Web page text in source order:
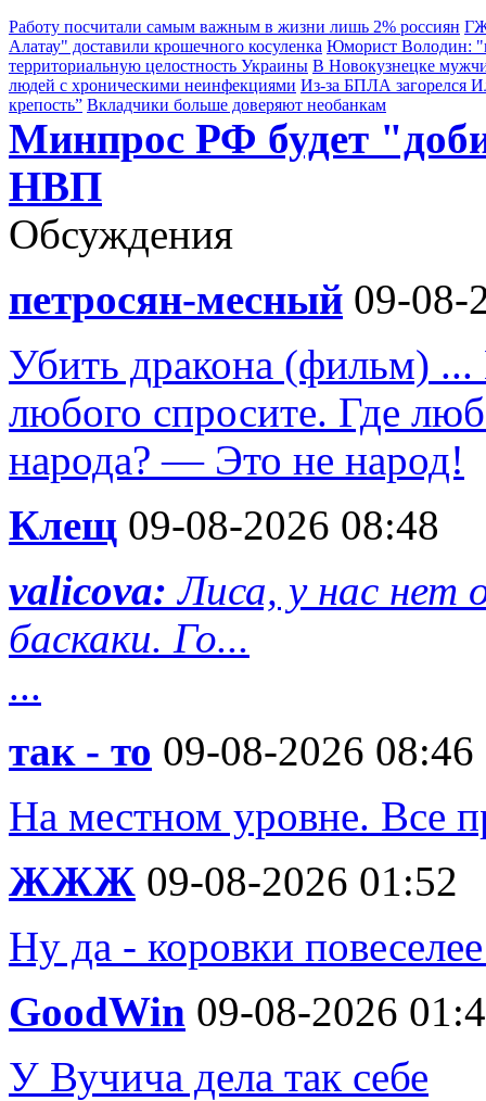
Работу посчитали самым важным в жизни лишь 2% россиян
Алатау" доставили крошечного косуленка Юморист Володин:
территориальную целостность Украины В Новокузнецке
людей с хроническими неинфекциями Из-за БПЛА загорелся
крепость” Вкладчики больше доверяют необанкам
Минпрос РФ будет
НВП
Обсуждения
петросян-месный 09-08-
Убить дракона (фильм)
любого спросите. Где
народа? — Это не народ!
Клещ 09-08-2026 08:48
valicova:Лиса, у нас нет
баскаки. Го...
...
так - то 09-08-2026 08:46
На местном уровне. Все
ЖЖЖ 09-08-2026 01:52
Ну да - коровки
GoodWin 09-08-2026
У Вучича дела так себе